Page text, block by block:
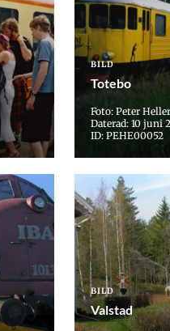
BILD
Totebo
Foto: Peter Heller
Daterad: 10 juni
ID: PEHE00052
BILD
Valstad